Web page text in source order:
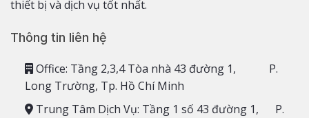
thiết bị và dịch vụ tốt nhất.
Thông tin liên hệ
Office: Tầng 2,3,4 Tòa nhà 43 đường 1, P.
Long Trường, Tp. Hồ Chí Minh
Trung Tâm Dịch Vụ: Tầng 1 số 43 đường 1, P.